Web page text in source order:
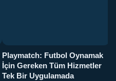
Playmatch: Futbol Oynamak
İçin Gereken Tüm Hizmetler
Tek Bir Uygulamada